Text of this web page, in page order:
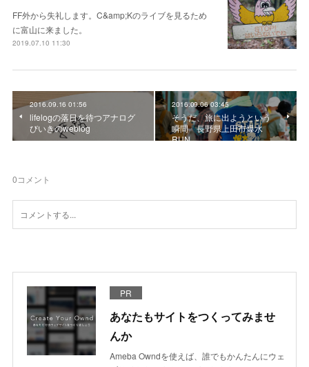
FF外から失礼します。C&amp;Kのライブを見るため
に富山に来ました。
2019.07.10 11:30
2016.09.16 01:56
lifelogの落日を待つアナログ
びいきのweblog
2016.09.06 03:45
そうだ、旅に出ようという
瞬間 長野県上田市爆水
RUN
0コメント
PR
あなたもサイトをつくってみませ
んか
Ameba Owndを使えば、誰でもかんたんにウェ